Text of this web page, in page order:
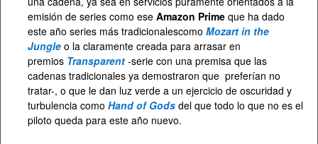
emisión de series como ese Amazon Prime que ha dado
este año series más tradicionalescomo Mozart in the
Jungle o la claramente creada para arrasar en
premios Transparent -serie con una premisa que las
cadenas tradicionales ya demostraron que preferían no
tratar-, o que le dan luz verde a un ejercicio de oscuridad y
turbulencia como Hand of Gods del que todo lo que no es el
piloto queda para este año nuevo.